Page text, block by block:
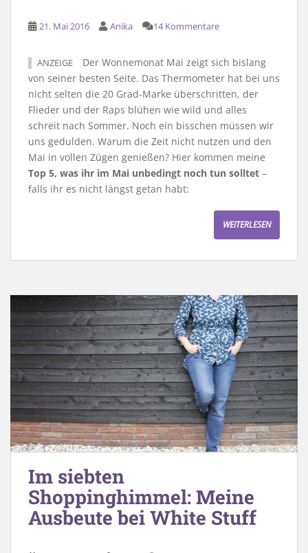
21. Mai 2016 Anika 14 Kommentare
ANZEIGE
Der Wonnemonat Mai zeigt sich bislang
von seiner besten Seite. Das Thermometer hat bei uns
nicht selten die 20 Grad-Marke überschritten, der
Flieder und der Raps blühen wie wild und alles
schreit nach Sommer. Noch ein bisschen müssen wir
uns gedulden. Warum die Zeit nicht nutzen und den
Mai in vollen Zügen genießen? Hier kommen meine
Top 5, was ihr im Mai unbedingt noch tun solltet –
falls ihr es nicht längst getan habt:
WEITERLESEN
Im siebten
Shoppinghimmel: Meine
Ausbeute bei White Stuff